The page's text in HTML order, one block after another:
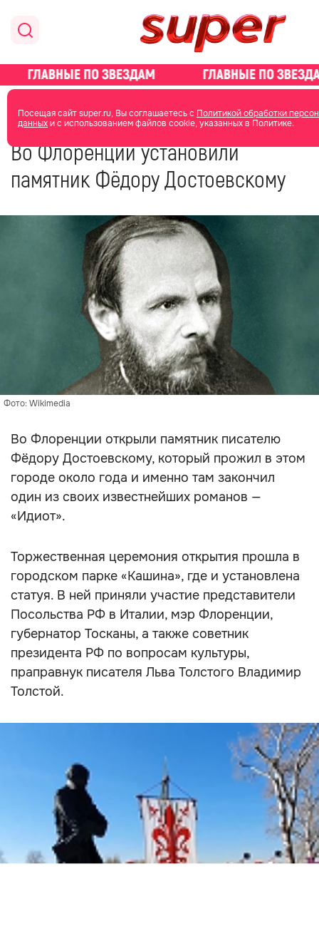
Посещая сайт super.ru, Вы соглашаетесь с Политикой обработки
данныхи с использованием файлов cookie, указанных в Политике.
главная новости о звездах
Во Флоренции установили
памятник Фёдору Достоевскому
Фото: Wikimedia
Во Флоренции открыли памятник писателю
Фёдору Достоевскому, который прожил в этом
городе около года и именно там закончил
один из своих известнейших романов —
«Идиот».
Торжественная церемония открытия прошла в
городском парке «Кашина», где и установлена
статуя. В ней приняли участие представители
Посольства РФ в Италии, мэр Флоренции,
губернатор Тосканы, а также советник
президента РФ по вопросам культуры,
праправнук писателя Льва Толстого Владимир
Толстой.